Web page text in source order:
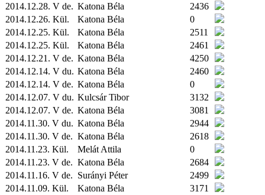
2014.12.28. V de. Katona Béla
2436
2014.12.26. Kül. Katona Béla
0
2014.12.25. Kül. Katona Béla
2511
2014.12.25. Kül. Katona Béla
2461
2014.12.21. V de. Katona Béla
4250
2014.12.14. V du. Katona Béla
2460
2014.12.14. V de. Katona Béla
0
2014.12.07. V du. Kulcsár Tibor
3132
2014.12.07. V de. Katona Béla
3081
2014.11.30. V du. Katona Béla
2944
2014.11.30. V de. Katona Béla
2618
2014.11.23. Kül. Melát Attila
0
2014.11.23. V de. Katona Béla
2684
2014.11.16. V de. Surányi Péter
2499
2014.11.09. Kül. Katona Béla
3171